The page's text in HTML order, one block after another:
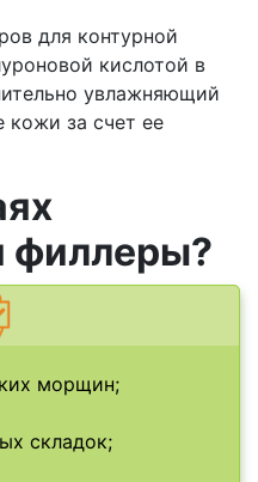
для контурной
кислотой в
увлажняющий
кожи за счет ее
филлеры?
морщин;
складок;